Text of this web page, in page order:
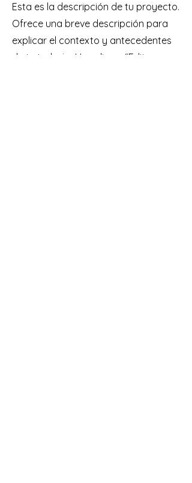
Esta es la descripción de tu proyecto.
Ofrece una breve descripción para
explicar el contexto y antecedentes
de tu trabajo. Haz clic en “Editar